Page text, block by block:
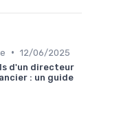
• 12/06/2025
d'un directeur
: un guide